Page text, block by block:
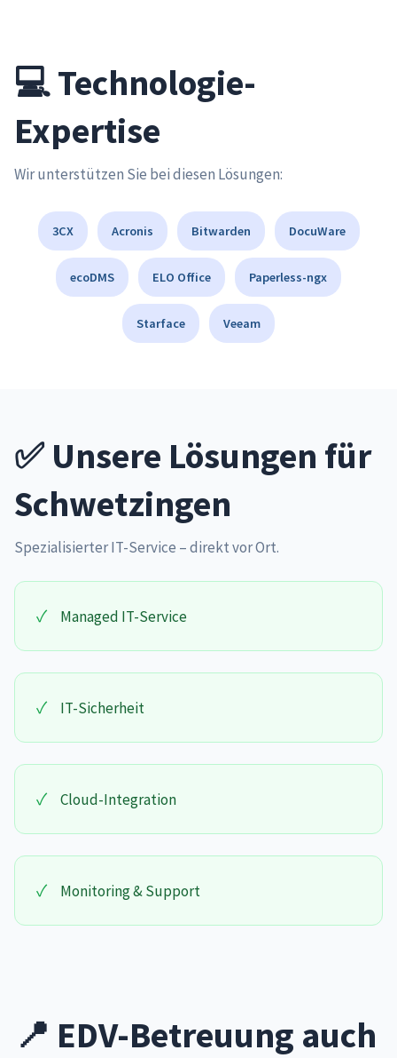
💻 Technologie-
Expertise
Wir unterstützen Sie bei diesen Lösungen:
3CX Acronis Bitwarden DocuWare
ecoDMS ELO Office Paperless-ngx
Starface Veeam
✅ Unsere Lösungen für
Schwetzingen
Spezialisierter IT-Service – direkt vor Ort.
✓ Managed IT-Service
✓ IT-Sicherheit
✓ Cloud-Integration
✓ Monitoring & Support
📍 EDV-Betreuung auch